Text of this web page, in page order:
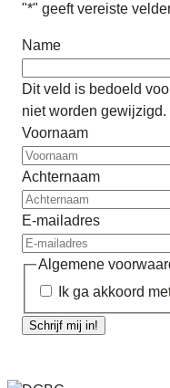
"*" geeft vereiste
Name
Dit veld is bedoeld
niet worden gewijzigd.
Voornaam
Achternaam
E-mailadres
Algemene
Ik ga akkoord
Schrijf mij in!